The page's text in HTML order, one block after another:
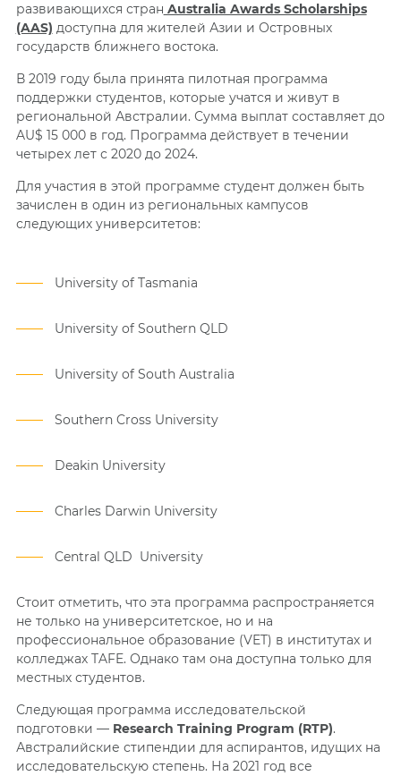
развивающихся стран Australia Awards Scholarships
(AAS) доступна для жителей Азии и Островных
государств ближнего востока.
В 2019 году была принята пилотная программа
поддержки студентов, которые учатся и живут в
региональной Австралии. Сумма выплат составляет до
AU$ 15 000 в год. Программа действует в течении
четырех лет с 2020 до 2024.
Для участия в этой программе студент должен быть
зачислен в один из региональных кампусов
следующих университетов:
University of Tasmania
University of Southern QLD
University of South Australia
Southern Cross University
Deakin University
Charles Darwin University
Central QLD University
Стоит отметить, что эта программа распространяется
не только на университетское, но и на
профессиональное образование (VET) в институтах и
колледжах TAFE. Однако там она доступна только для
местных студентов.
Следующая программа исследовательской
подготовки — Research Training Program (RTP).
Австралийские стипендии для аспирантов, идущих на
исследовательскую степень. На 2021 год все